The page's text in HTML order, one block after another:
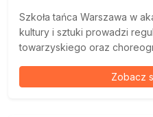
Szkoła tańca Warszawa w
kultury i sztuki prowadzi
towarzyskiego oraz
Zobacz